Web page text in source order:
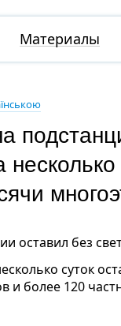
Материалы
оставил без
суток
и более 120